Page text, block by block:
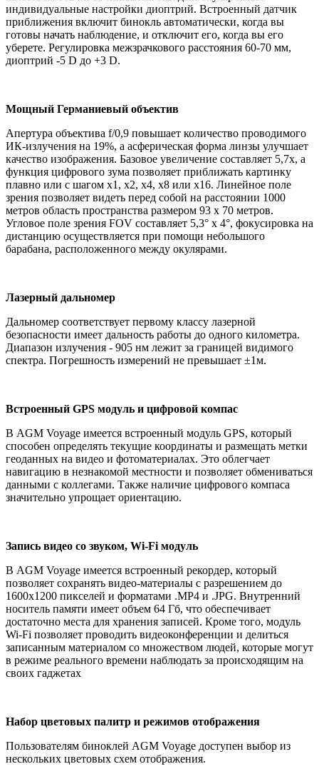
индивидуальные настройки диоптрий. Встроенный датчик
приближения включит бинокль автоматически, когда вы
готовы начать наблюдение, и отключит его, когда вы его
уберете. Регулировка межзрачкового расстояния 60-70 мм,
диоптрий -5 D до +3 D.
Мощный Германиевый объектив
Апертура объектива f/0,9 повышает количество проводимого
ИК-излучения на 19%, а асферическая форма линзы улучшает
качество изображения. Базовое увеличение составляет 5,7х, а
функция цифрового зума позволяет приближать картинку
плавно или с шагом х1, х2, х4, х8 или х16. Линейное поле
зрения позволяет видеть перед собой на расстоянии 1000
метров область пространства размером 93 х 70 метров.
Угловое поле зрения FOV составляет 5,3° х 4°, фокусировка на
дистанцию осуществляется при помощи небольшого
барабана, расположенного между окулярами.
Лазерный дальномер
Дальномер соответствует первому классу лазерной
безопасности имеет дальность работы до одного километра.
Диапазон излучения - 905 нм лежит за границей видимого
спектра. Погрешность измерений не превышает ±1м.
Встроенный GPS модуль и цифровой компас
В AGM Voyage имеется встроенный модуль GPS, который
способен определять текущие координаты и размещать метки
геоданных на видео и фотоматериалах. Это облегчает
навигацию в незнакомой местности и позволяет обмениваться
данными с коллегами. Также наличие цифрового компаса
значительно упрощает ориентацию.
Запись видео со звуком, Wi-Fi модуль
В AGM Voyage имеется встроенный рекордер, который
позволяет сохранять видео-материалы с разрешением до
1600х1200 пикселей и форматами .MP4 и .JPG. Внутренний
носитель памяти имеет объем 64 Гб, что обеспечивает
достаточно места для хранения записей. Кроме того, модуль
Wi-Fi позволяет проводить видеоконференции и делиться
записанным материалом со множеством людей, которые могут
в режиме реального времени наблюдать за происходящим на
своих гаджетах
Набор цветовых палитр и режимов отображения
Пользователям биноклей AGM Voyage доступен выбор из
нескольких цветовых схем отображения.